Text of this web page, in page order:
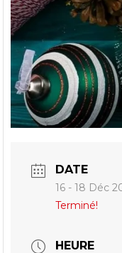
DATE
16 - 18 Déc
Terminé!
HEURE